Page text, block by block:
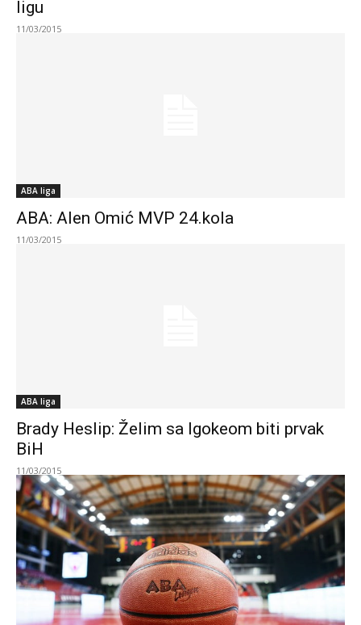
ligu
11/03/2015
ABA liga
ABA: Alen Omić MVP 24.kola
11/03/2015
ABA liga
Brady Heslip: Želim sa Igokeom biti prvak
BiH
11/03/2015